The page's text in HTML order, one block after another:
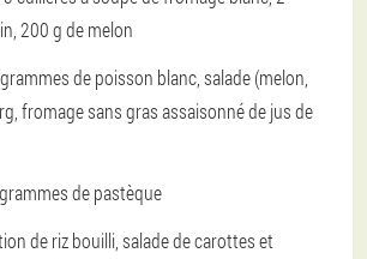
200 g de melon
de poisson blanc, salade (melon,
fromage sans gras assaisonné de jus de
de pastèque
de riz bouilli, salade de carottes et